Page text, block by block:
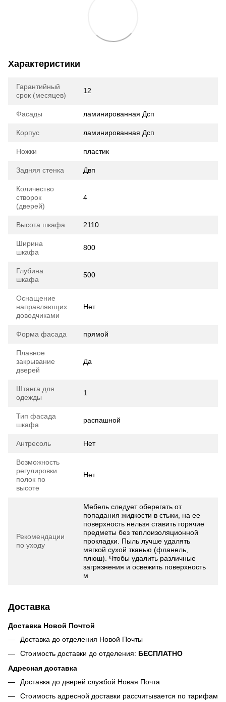
Характеристики
Гарантийный
срок (месяцев)
12
Фасады ламинированная Дсп
Корпус ламинированная Дсп
Ножки пластик
Задняя стенка Двп
Количество
створок
(дверей)
4
Высота шкафа 2110
Ширина
шкафа
800
Глубина
шкафа
500
Оснащение
направляющих
доводчиками
Нет
Форма фасада прямой
Плавное
закрывание
дверей
Да
Штанга для
одежды
1
Тип фасада
шкафа
распашной
Антресоль Нет
Возможность
регулировки
полок по
высоте
Нет
Рекомендации
по уходу
Мебель следует оберегать от
попадания жидкости в стыки, на ее
поверхность нельзя ставить горячие
предметы без теплоизоляционной
прокладки. Пыль лучше удалять
мягкой сухой тканью (фланель,
плюш). Чтобы удалить различные
загрязнения и освежить поверхность
м
Доставка
Доставка Новой Почтой
Доставка до отделения Новой Почты
Стоимость доставки до отделения: БЕСПЛАТНО
Адресная доставка
Доставка до дверей службой Новая Почта
Стоимость адресной доставки рассчитывается по тарифам